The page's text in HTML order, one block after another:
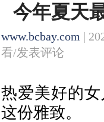
今年夏天
www.bcbay.com |
看/发表评论
热爱美好的
这份雅致。